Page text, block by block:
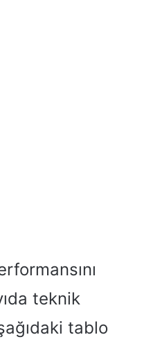
teknik
tablo